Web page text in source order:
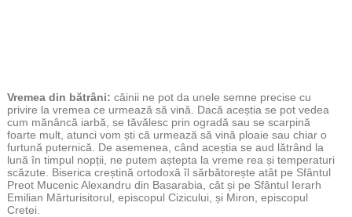
Vremea din bătrâni: câinii ne pot da unele semne precise cu
privire la vremea ce urmează să vină. Dacă aceștia se pot vedea
cum mănâncă iarbă, se tăvălesc prin ogradă sau se scarpină
foarte mult, atunci vom ști că urmează să vină ploaie sau chiar o
furtună puternică. De asemenea, când aceștia se aud lătrând la
lună în timpul nopții, ne putem aștepta la vreme rea și temperaturi
scăzute. Biserica creștină ortodoxă îl sărbătorește atât pe Sfântul
Preot Mucenic Alexandru din Basarabia, cât și pe Sfântul Ierarh
Emilian Mărturisitorul, episcopul Cizicului, și Miron, episcopul
Cretei.